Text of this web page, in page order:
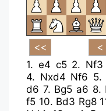
1. e4 c5 2. Nf3
4. Nxd4 Nf6 5.
d6 7. Bg5 a6 8.
f5 10. Bd3 Rg8